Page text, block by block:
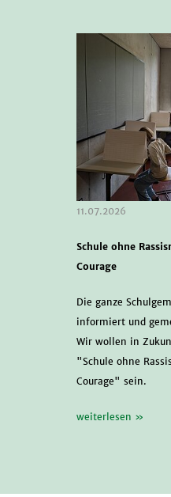
11.07.2026
Schule ohne
Courage
Die ganze
informiert und
Wir wollen in
"Schule ohne
Courage" sein.
weiterlesen »